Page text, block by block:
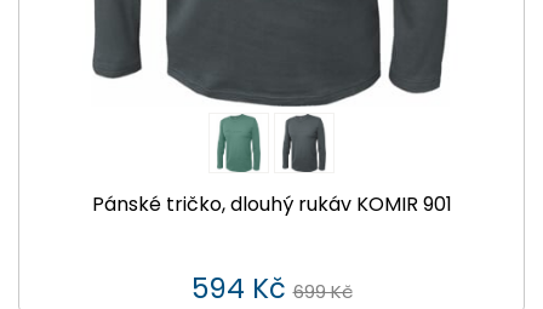
Pánské tričko, dlouhý rukáv KOMIR 901
594 Kč 699 Kč